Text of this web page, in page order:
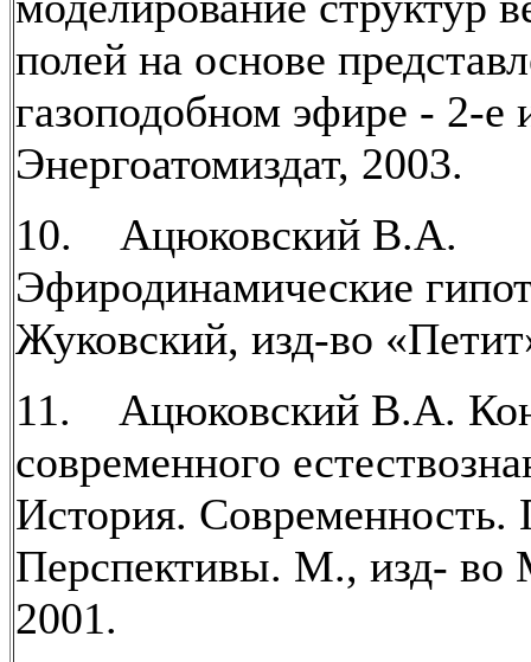
полей на основе
газоподобном эфире - 2-е
Энергоатомиздат, 2003.
10. Ацюковский В.А.
Эфиродинамические
Жуковский, изд-во
11. Ацюковский В.А.
современного
История.
Перспективы. М., изд-
2001.